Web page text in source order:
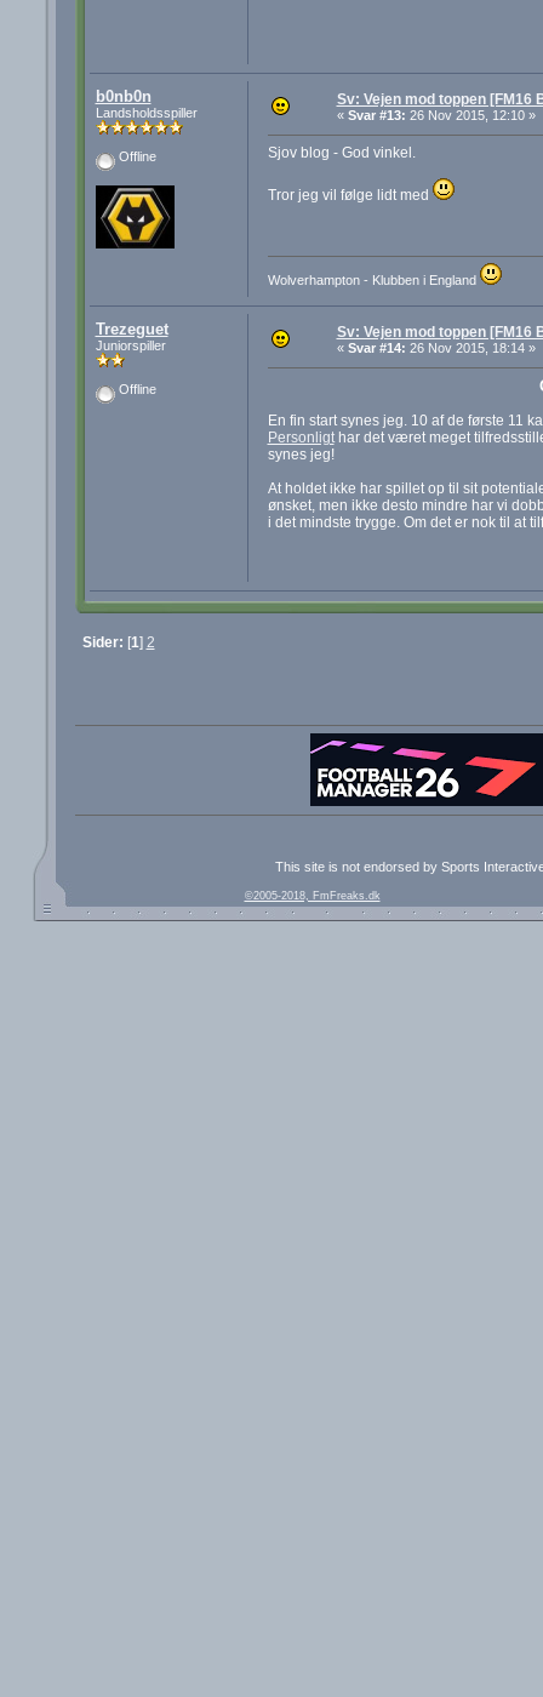
b0nb0n
Landsholdsspiller
Offline
Sv: Vejen mod toppen [FM16
« Svar #13: 26 Nov 2015, 12:10 »
Sjov blog - God vinkel.
Tror jeg vil følge lidt med
Wolverhampton - Klubben i England
Trezeguet
Juniorspiller
Offline
Sv: Vejen mod toppen [FM16
« Svar #14: 26 Nov 2015, 18:14 »
En fin start synes jeg. 10 af de første 11
Personligthar det været meget
synes jeg!
At holdet ikke har spillet op til sit
ønsket, men ikke desto mindre har vi
i det mindste trygge. Om det er nok til at
Sider: [1] 2
This site is not endorsed by Sports
©2005-2018, FmFreaks.dk